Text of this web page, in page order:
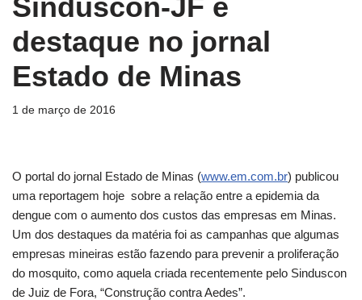
Sinduscon-JF é
destaque no jornal
Estado de Minas
1 de março de 2016
O portal do jornal Estado de Minas (www.em.com.br) publicou
uma reportagem hoje sobre a relação entre a epidemia da
dengue com o aumento dos custos das empresas em Minas.
Um dos destaques da matéria foi as campanhas que algumas
empresas mineiras estão fazendo para prevenir a proliferação
do mosquito, como aquela criada recentemente pelo Sinduscon
de Juiz de Fora, “Construção contra Aedes”.